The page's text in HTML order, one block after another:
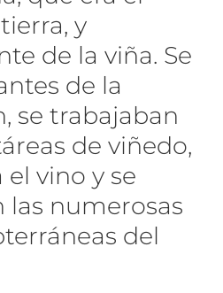
y
de la viña. Se
de la
se trabajaban
de viñedo,
vino y se
las numerosas
del